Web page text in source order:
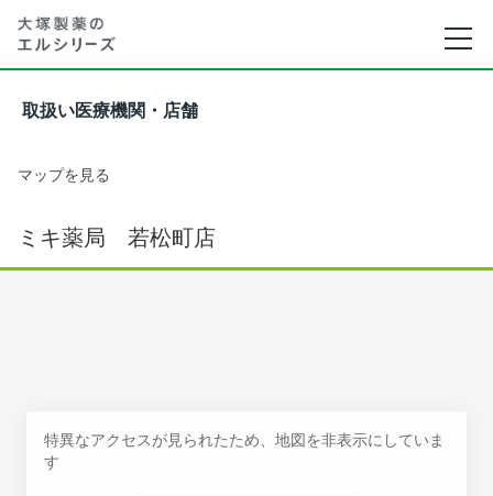
取扱い医療機関・店舗
マップを見る
ミキ薬局 若松町店
特異なアクセスが見られたため、地図を非表示にしていま
す